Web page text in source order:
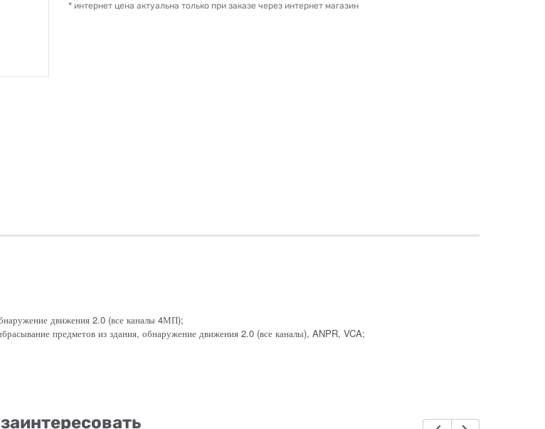
* интернет цена актуальна только при заказе через интернет магазин
движения 2.0 (все каналы 4МП);
предметов из здания, обнаружение движения 2.0 (все каналы), ANPR, VCA;